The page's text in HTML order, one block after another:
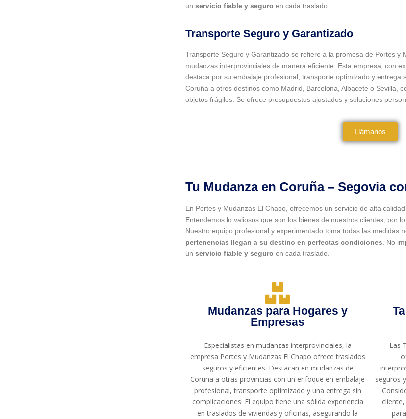
un servicio fiable y seguro en cada traslado.
Transporte Seguro y Garantizado
Transporte Seguro y Garantizado se refiere a la promesa de Portes y
mudanzas interprovinciales de manera eficiente. Esta empresa, con
destaca por su embalaje profesional, transporte optimizado y entrega
Coruña a otros destinos como Madrid, Barcelona, Albacete o Sevilla,
objetos frágiles. Se ofrece presupuestos ajustados y soluciones
Llámanos
Tu Mudanza en Coruña – Segovia
En Portes y Mudanzas El Chapo, ofrecemos un servicio de alta
Entendemos lo valiosos que son los bienes de nuestros clientes, por
Nuestro equipo profesional y experimentado toma todas las medidas
pertenencias llegan a su destino en perfectas condiciones. No
un servicio fiable y seguro en cada traslado.
Mudanzas para Hogares y
Empresas
Especialistas en mudanzas interprovinciales, la
empresa Portes y Mudanzas El Chapo ofrece traslados
seguros y eficientes. Destacan en mudanzas de
Coruña a otras provincias con un enfoque en embalaje
profesional, transporte optimizado y una entrega sin
complicaciones. El equipo tiene una sólida experiencia
en traslados de viviendas y oficinas, asegurando la
Las
seguros